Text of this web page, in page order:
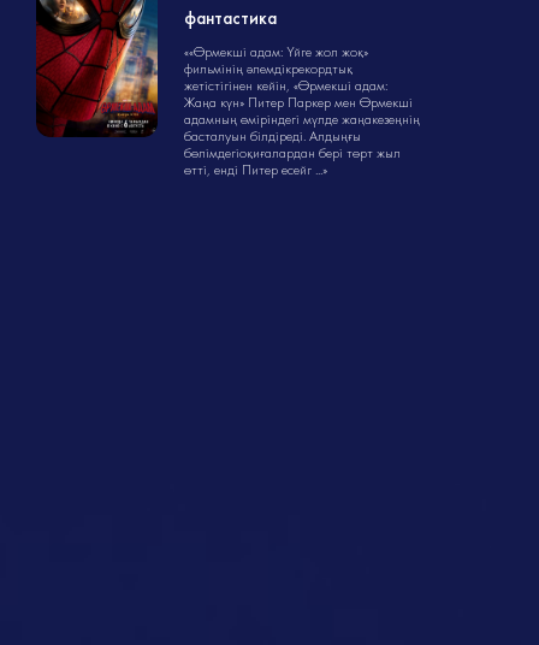
фантастика
2ч. 30мин.
14+
фантастика
««Өрмекші адам: Үйге жол жоқ»
фильмінің әлемдікрекордтық
жетістігінен кейін, «Өрмекші адам:
Жаңа күн» Питер Паркер мен Өрмекші
адамның өміріндегі мүлде жаңакезеңнің
басталуын білдіреді. Алдыңғы
бөлімдегіоқиғалардан бері төрт жыл
өтті, енді Питер есейг ...»